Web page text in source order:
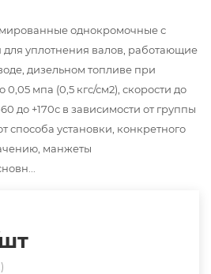
однокромочные с
уплотнения валов, работающие
дизельном топливе при
мпа (0,5 кгс/см2), скорости до
до +170с в зависимости от группы
способа установки, конкретного
манжеты